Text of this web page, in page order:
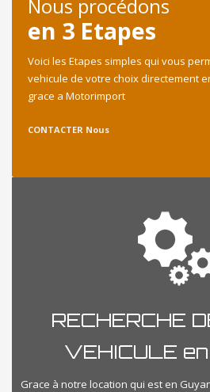
Nous procédons
en 3 Etapes
Voici les Etapes simples qui vous
vehicule de votre choix directement
grace a Motorimport
CONTACTER Nous
RECHERCHE
VEHICULE
Grace à notre location qui est en